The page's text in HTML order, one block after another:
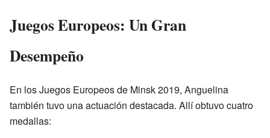
Juegos Europeos: Un Gran
Desempeño
En los Juegos Europeos de Minsk 2019, Anguelina
también tuvo una actuación destacada. Allí obtuvo cuatro
medallas: